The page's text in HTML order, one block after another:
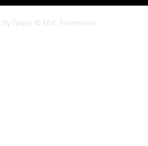
By Twipsi © MVC Framework